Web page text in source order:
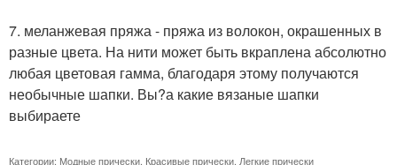
7. меланжевая пряжа - пряжа из волокон, окрашенных в
разные цвета. На нити может быть вкраплена абсолютно
любая цветовая гамма, благодаря этому получаются
необычные шапки. Вы?а какие вязаные шапки
выбираете
Категории: Модные прически Красивые прически Легкие прически